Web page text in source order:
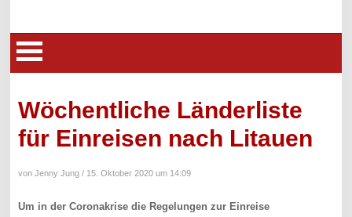
Wöchentliche Länderliste
für Einreisen nach Litauen
von Jenny Jung / 15. Oktober 2020 um 14:09
Um in der Coronakrise die Regelungen zur Einreise